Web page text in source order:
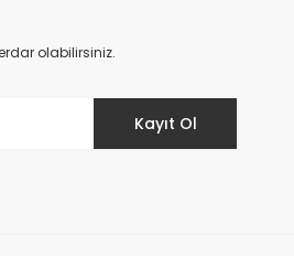
olabilirsiniz.
Kayıt Ol